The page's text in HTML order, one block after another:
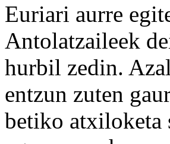
Euriari aurre
Antolatzaileek
hurbil zedin.
entzun zuten
betiko atxiloketa